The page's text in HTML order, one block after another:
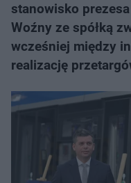
stanowisko
Woźny ze spółką
wcześniej między
realizację